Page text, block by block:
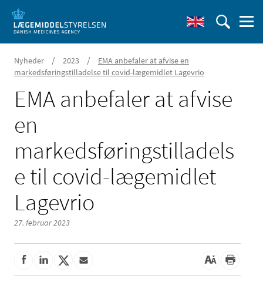
Nyheder / 2023 /
EMA anbefaler at afvise en
markedsføringstilladelse til covid-lægemidlet Lagevrio
EMA anbefaler at afvise
en
markedsføringstilladels
e til covid-lægemidlet
Lagevrio
27. februar 2023